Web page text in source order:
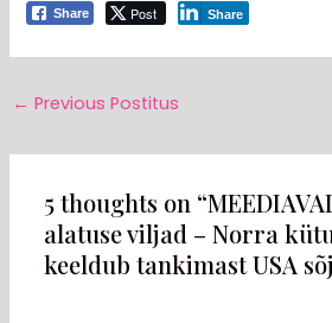
Share Post Share
← Previous Postitus
5 thoughts on
alatuse viljad – Norra
keeldub tankimast USA